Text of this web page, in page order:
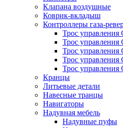
Клапана воздушные
Коврик-вкладыш
Контроллеры газа-
Трос управления
Трос управления
Трос управления
Трос управления
Трос управления
Кранцы
Литьевые детали
Навесные транцы
Навигаторы
Надувная мебель
Надувные пуфы